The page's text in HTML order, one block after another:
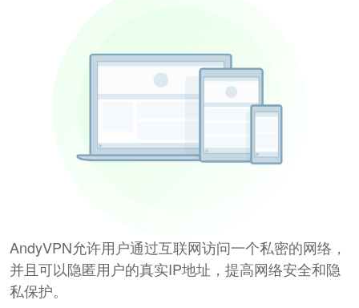
AndyVPN允许用户通过互联网访问一个私密的网络，
并且可以隐匿用户的真实IP地址，提高网络安全和隐
私保护。